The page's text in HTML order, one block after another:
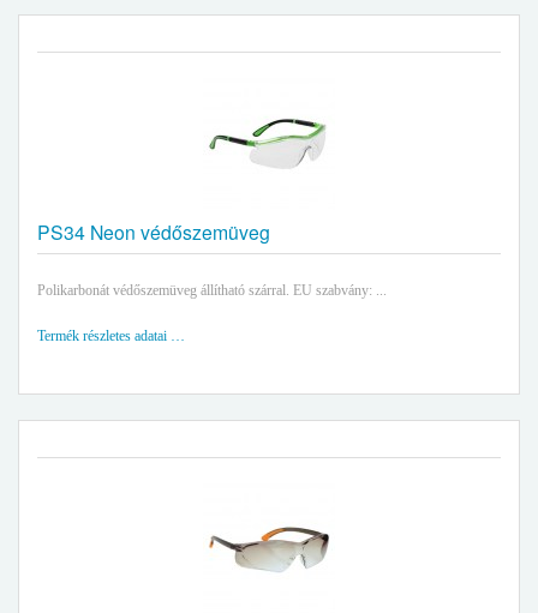
PS34 Neon védőszemüveg
Polikarbonát védőszemüveg állítható szárral. EU szabvány: ...
Termék részletes adatai …